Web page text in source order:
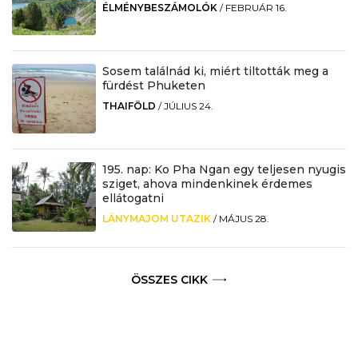
ÉLMÉNYBESZÁMOLÓK / FEBRUÁR 16.
Sosem találnád ki, miért tiltották meg a
fürdést Phuketen
THAIFÖLD /JÚLIUS 24.
195. nap: Ko Pha Ngan egy teljesen nyugis
sziget, ahova mindenkinek érdemes
ellátogatni
LÁNYMAJOM UTAZIK / MÁJUS 28.
ÖSSZES CIKK